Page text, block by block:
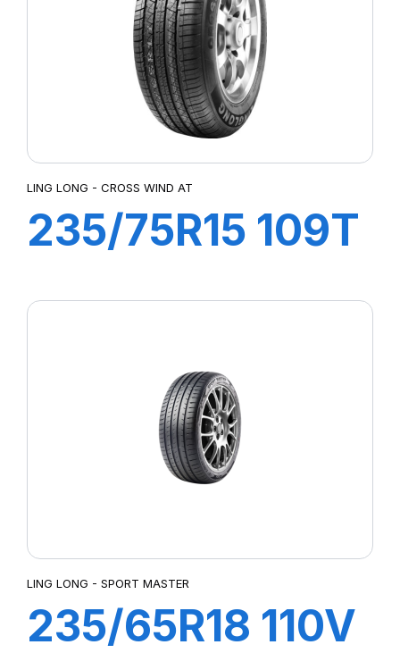
LING LONG - CROSS WIND AT
235/75R15 109T
LING LONG - SPORT MASTER
235/65R18 110V